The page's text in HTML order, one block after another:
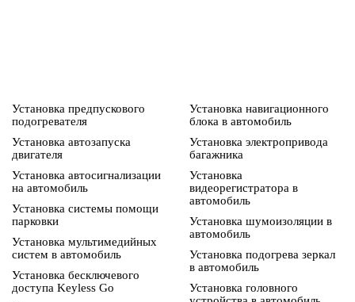
Установка предпускового
подогревателя
Установка автозапуска
двигателя
Установка автосигнализации
на автомобиль
Установка системы помощи
парковки
Установка мультимедийных
систем в автомобиль
Установка бесключевого
доступа Keyless Go
Установка навигационного
блока в автомобиль
Установка электропривода
багажника
Установка
видеорегистратора в
автомобиль
Установка шумоизоляции в
автомобиль
Установка подогрева зеркал
в автомобиль
Установка головного